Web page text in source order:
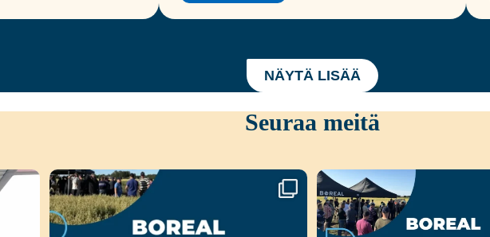
NÄYTÄ LISÄÄ
Seuraa meitä
🌾 Perjantaina Liedossa luvassa lajikeuutuuksia,
Ensi viikolla Pohjanmaalla
23 0